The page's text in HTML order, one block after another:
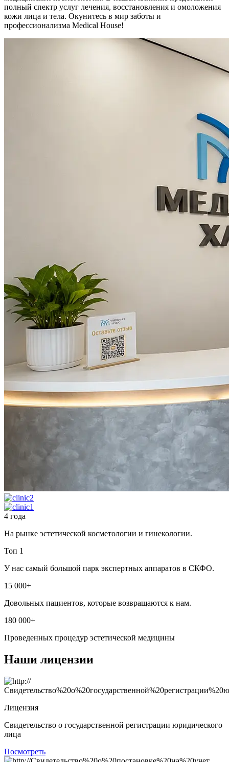
полный спектр услуг лечения, восстановления и омоложения
кожи лица и тела. Окунитесь в мир заботы и
профессионализма Medical House!
4 года
На рынке эстетической косметологии и гинекологии.
Топ 1
У нас самый большой парк экспертных аппаратов в СКФО.
15 000+
Довольных пациентов, которые возвращаются к нам.
180 000+
Проведенных процедур эстетической медицины
Наши лицензии
Лицензия
Свидетельство о государственной регистрации юридического
лица
Посмотреть